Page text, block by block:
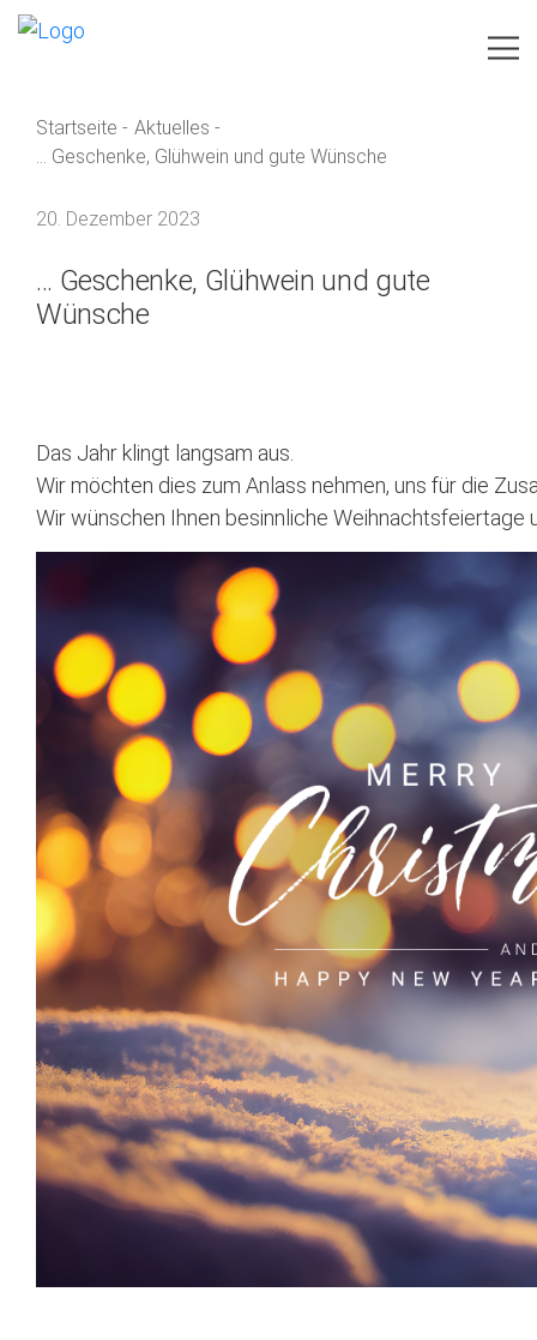
IHR VORHABEN
BRANCHEN
TEAM
IMAGEBROSCHÜRE
LinkedIn|Xing
Startseite - Aktuelles -
... Geschenke, Glühwein und gute Wünsche
20. Dezember 2023
... Geschenke, Glühwein und gute
Wünsche
Das Jahr klingt langsam aus.
Wir möchten dies zum Anlass nehmen, uns für die
Wir wünschen Ihnen besinnliche